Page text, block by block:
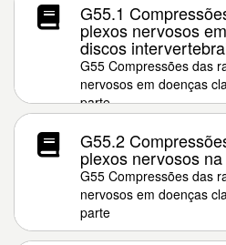
G55.1
plexos nervosos
discos
G55 Compressões das
nervosos em doenças
parte
G55.2
plexos nervosos
G55 Compressões das
nervosos em doenças
parte